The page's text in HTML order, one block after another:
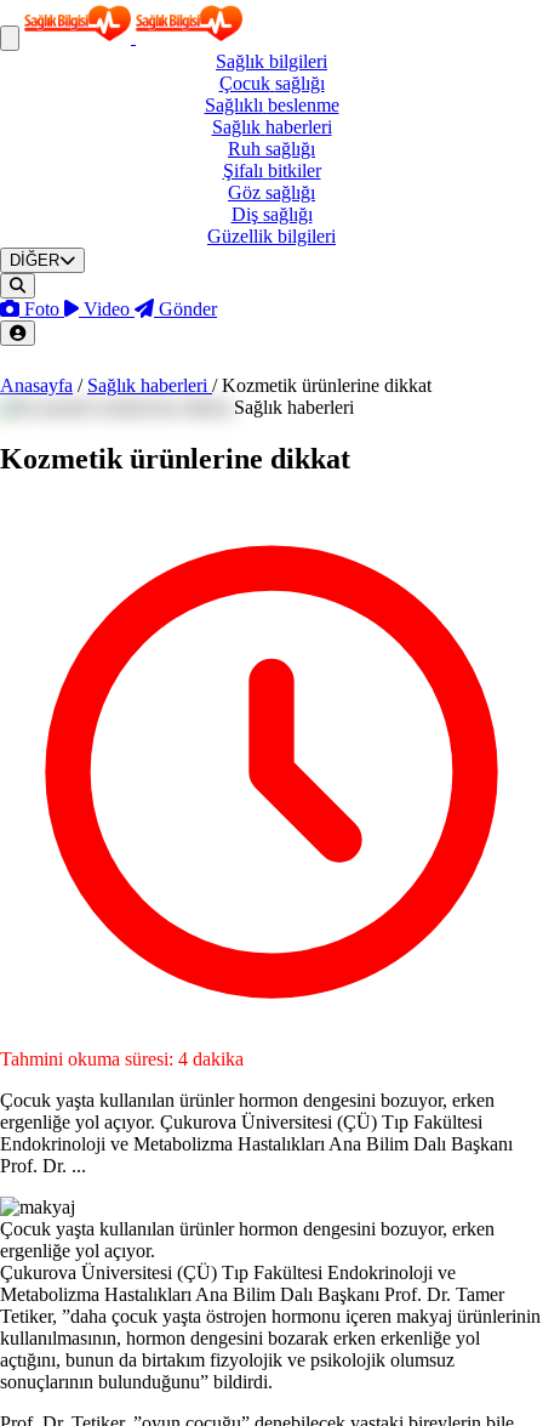
Sağlık bilgileri
Çocuk sağlığı
Sağlıklı beslenme
Sağlık haberleri
Ruh sağlığı
Şifalı bitkiler
Göz sağlığı
Diş sağlığı
Güzellik bilgileri
DİĞER
Foto Video Gönder
Anasayfa / Sağlık haberleri / Kozmetik ürünlerine dikkat
Sağlık haberleri
Kozmetik ürünlerine dikkat
Tahmini okuma süresi: 4 dakika
Çocuk yaşta kullanılan ürünler hormon dengesini bozuyor, erken
ergenliğe yol açıyor. Çukurova Üniversitesi (ÇÜ) Tıp Fakültesi
Endokrinoloji ve Metabolizma Hastalıkları Ana Bilim Dalı Başkanı
Prof. Dr. ...
Çocuk yaşta kullanılan ürünler hormon dengesini bozuyor, erken
ergenliğe yol açıyor.
Çukurova Üniversitesi (ÇÜ) Tıp Fakültesi Endokrinoloji ve
Metabolizma Hastalıkları Ana Bilim Dalı Başkanı Prof. Dr. Tamer
Tetiker, ”daha çocuk yaşta östrojen hormonu içeren makyaj ürünlerinin
kullanılmasının, hormon dengesini bozarak erken erkenliğe yol
açtığını, bunun da birtakım fizyolojik ve psikolojik olumsuz
sonuçlarının bulunduğunu” bildirdi.